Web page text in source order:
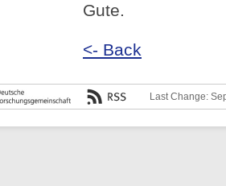
Gute.
<- Back
Last Change: